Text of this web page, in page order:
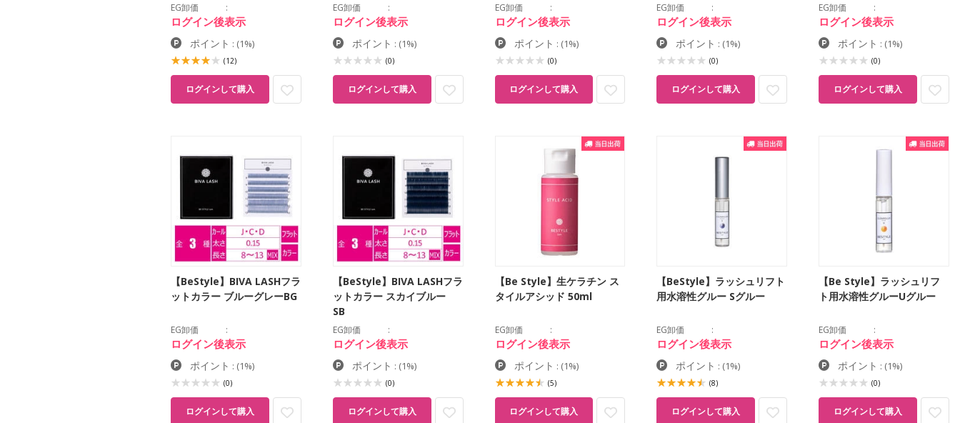
EG卸価
ログイン後表示
ポイント : (1%)
(12)
ログインして購入
EG卸価
ログイン後表示
ポイント : (1%)
(0)
ログインして購入
EG卸価
ログイン後表示
ポイント : (1%)
(0)
ログインして購入
EG卸価
ログイン後表示
ポイント : (1%)
(0)
ログインして購入
EG卸価
ログイン後表示
ポイント : (1%)
(0)
ログインして購入
【BeStyle】BIVA LASHフラ
ットカラー ブルーグレーBG
EG卸価
ログイン後表示
ポイント : (1%)
(0)
ログインして購入
【BeStyle】BIVA LASHフラ
ットカラー スカイブルー
SB
EG卸価
ログイン後表示
ポイント : (1%)
(0)
ログインして購入
【Be Style】生ケラチン ス
タイルアシッド 50ml
EG卸価
ログイン後表示
ポイント : (1%)
(5)
ログインして購入
【BeStyle】ラッシュリフト
用水溶性グルー Sグルー
EG卸価
ログイン後表示
ポイント : (1%)
(8)
ログインして購入
【Be Style】ラッシュリフ
ト用水溶性グルーUグルー
EG卸価
ログイン後表示
ポイント : (1%)
(0)
ログインして購入